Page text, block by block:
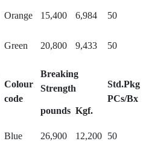
Orange 15,400 6,984 50
Green 20,800 9,433 50
Colour
code
Breaking
Strength
Std.Pkg
PCs/Bx
pounds Kgf.
Blue 26,900 12,200 50